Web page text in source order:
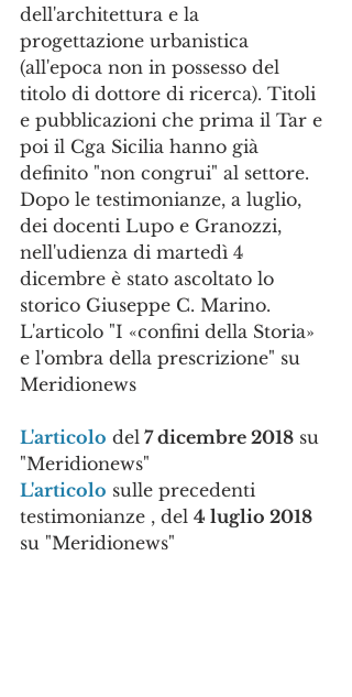
dell'architettura e la
progettazione urbanistica
(all'epoca non in possesso del
titolo di dottore di ricerca). Titoli
e pubblicazioni che prima il Tar e
poi il Cga Sicilia hanno già
definito "non congrui" al settore.
Dopo le testimonianze, a luglio,
dei docenti Lupo e Granozzi,
nell'udienza di martedì 4
dicembre è stato ascoltato lo
storico Giuseppe C. Marino.
L'articolo "I «confini della Storia»
e l'ombra della prescrizione" su
Meridionews
L'articolo del 7 dicembre 2018 su
"Meridionews"
L'articolo sulle precedenti
testimonianze , del 4 luglio 2018
su "Meridionews"